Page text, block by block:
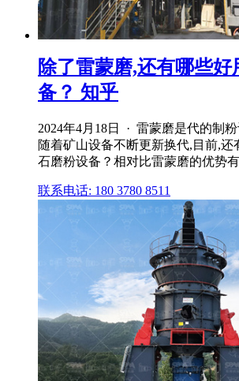
除了雷蒙磨,还有哪些好
备？ 知乎
2024年4月18日 · 雷蒙磨是代的制
随着矿山设备不断更新换代,目前,
石磨粉设备？相对比雷蒙磨的优势
联系电话: 180 3780 8511